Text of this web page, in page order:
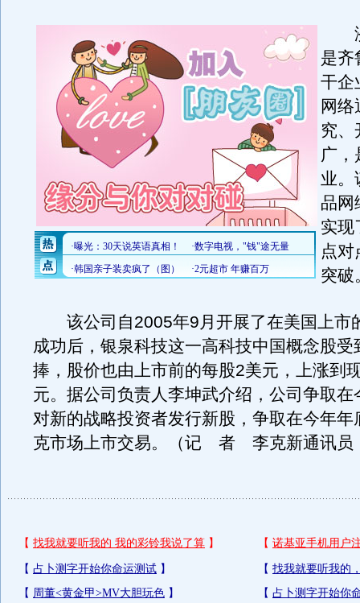
济
是齐
干企
网
究、
广，
业。
品网
实现
点对
突破
该公司自2005年9月开展了在美国上市
成功后，银泉科技这一高科技中国概念股受
捧，股价也由上市前的每股2美元，上涨到
元。据公司负责人李坤武介绍，公司争取在
对新的战略投资者发行新股，争取在今年年
克市场上市交易。（记 者 李克新通讯